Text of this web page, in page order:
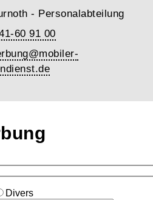
- Personalabteilung
60 91 00
Divers